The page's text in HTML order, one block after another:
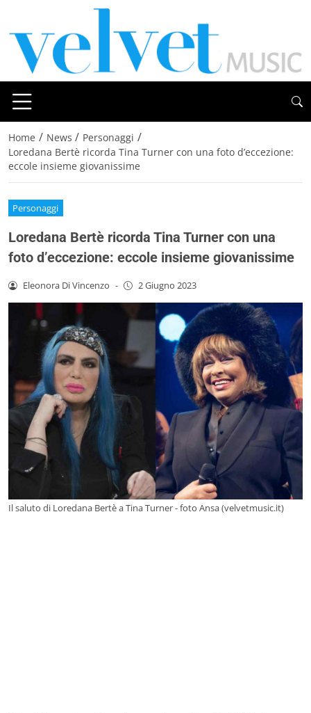
Home / News / Personaggi /
Loredana Bertè ricorda Tina Turner con una foto d’eccezione:
eccole insieme giovanissime
Personaggi
Loredana Bertè ricorda Tina Turner con una
foto d’eccezione: eccole insieme giovanissime
Eleonora Di Vincenzo - 2 Giugno 2023
Il saluto di Loredana Bertè a Tina Turner - foto Ansa (velvetmusic.it)